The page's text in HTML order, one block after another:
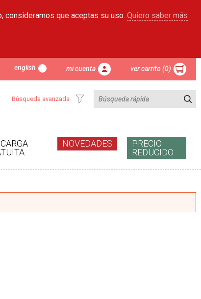
consideramos que aceptas su uso. Quiero saber más
english mi cuenta ver carrito (0)
Búsqueda avanzada
NOVEDADES
PRECIO
REDUCIDO